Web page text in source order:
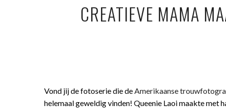
CREATIEVE MAMA
Vond jij de fotoserie die deAmerikaanse
helemaal geweldig vinden! Queenie Laoi maakte met